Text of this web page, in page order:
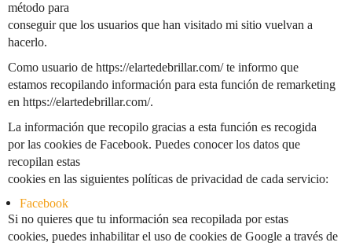
método para
conseguir que los usuarios que han visitado mi sitio vuelvan a
hacerlo.
Como usuario de https://elartedebrillar.com/ te informo que
estamos recopilando información para esta función de remarketing
en https://elartedebrillar.com/.
La información que recopilo gracias a esta función es recogida
por las cookies de Facebook. Puedes conocer los datos que
recopilan estas
cookies en las siguientes políticas de privacidad de cada servicio:
Facebook
Si no quieres que tu información sea recopilada por estas
cookies, puedes inhabilitar el uso de cookies de Google a través de